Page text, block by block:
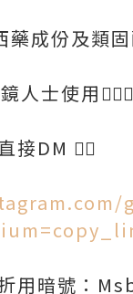
藥成份及類
人士使用🙋🏻‍♀️
接DM 👇🏻
用暗號：